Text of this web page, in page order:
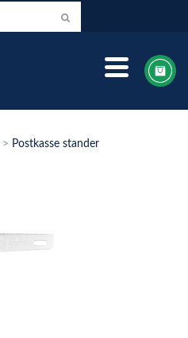
> Postkasse stander